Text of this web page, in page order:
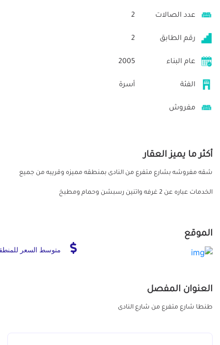
عدد الصالات 2
رقم الطابق 2
عام البناء 2005
الفئة أسرة
مفروش
أكثر ما يميز العقار
شقه مفروشه بشارع متفرع من النادى بمنطقه مميزه وقريبه من جميع
الخدمات عباره عن 2 غرفه واتنين رسبشن وحمام ومطبخ
الموقع
متوسط السعر
العنوان المفصل
طنطا شارع متفرع من شارع النادى